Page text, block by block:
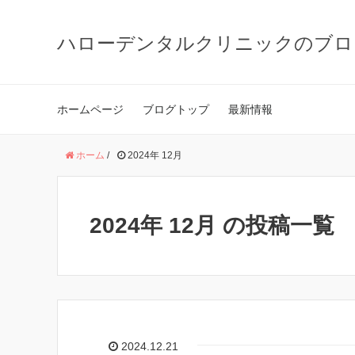
ハローデンタルクリニックのブ
ホームページ ブログトップ 最新情報
ホーム / 2024年 12月
2024年 12月 の投稿一覧
2024.12.21